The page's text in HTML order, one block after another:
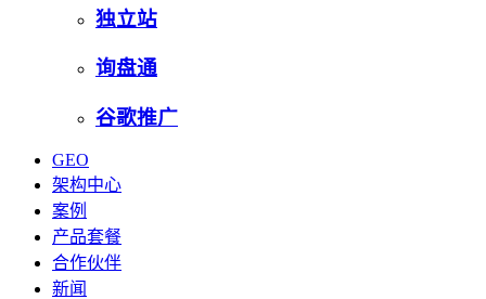
独立站
询盘通
谷歌推广
GEO
架构中心
案例
产品套餐
合作伙伴
新闻